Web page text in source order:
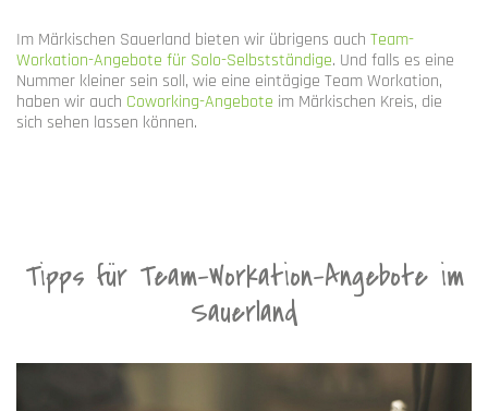
Im Märkischen Sauerland bieten wir übrigens auch Team-
Workation-Angebote für Solo-Selbstständige. Und falls es eine
Nummer kleiner sein soll, wie eine eintägige Team Workation,
haben wir auch Coworking-Angebote im Märkischen Kreis, die
sich sehen lassen können.
Tipps für Team-Workation-Angebote im
Sauerland